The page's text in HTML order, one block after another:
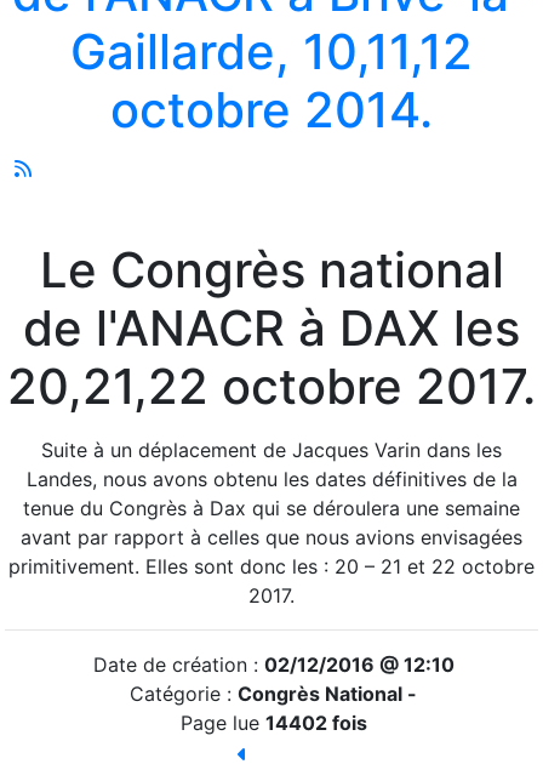
Gaillarde, 10,11,12
octobre 2014.
Le Congrès national
de l'ANACR à DAX les
20,21,22 octobre 2017.
Suite à un déplacement de Jacques Varin dans les
Landes, nous avons obtenu les dates définitives de la
tenue du Congrès à Dax qui se déroulera une semaine
avant par rapport à celles que nous avions envisagées
primitivement. Elles sont donc les : 20 – 21 et 22 octobre
2017.
Date de création : 02/12/2016 @ 12:10
Catégorie : Congrès National -
Page lue 14402 fois